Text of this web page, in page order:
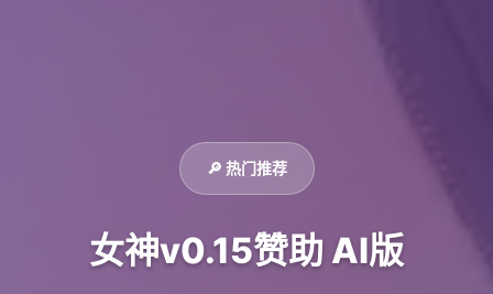
🔎 热门推荐
女神v0.15赞助 AI版